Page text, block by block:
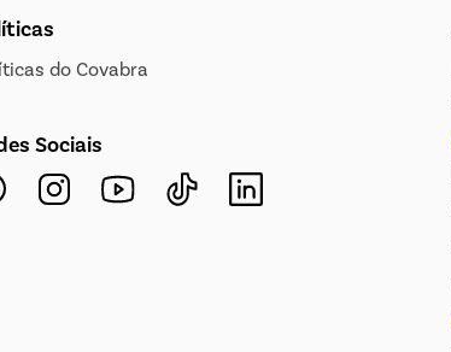
do Covabra
Sociais